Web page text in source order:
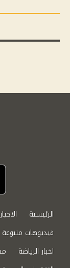
الرئيسية
فيديوهات متنوعة
اخبار الرياضة